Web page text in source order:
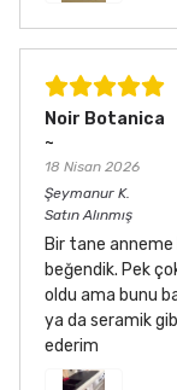
Noir Botanica
~
18 Nisan 2026
Şeymanur K.
Satın Alınmış
Bir tane
beğendik. Pek
oldu ama bunu
ya da seramik
ederim